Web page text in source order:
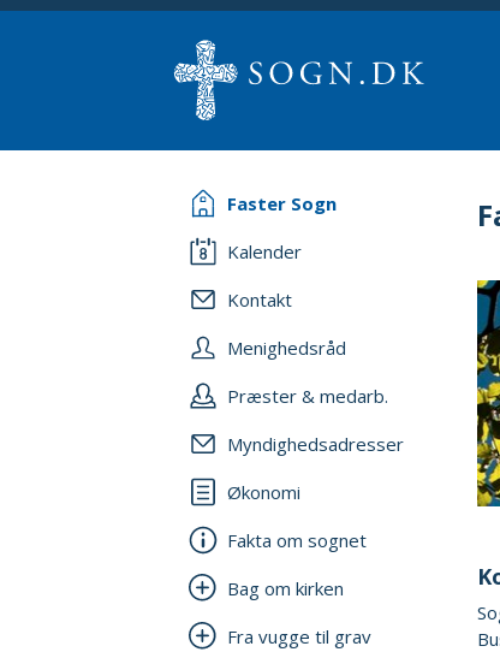
Faster Sogn
Kalender
Kontakt
Menighedsråd
Præster & medarb.
Myndighedsadresser
Økonomi
Fakta om sognet
Bag om kirken
Fra vugge til grav